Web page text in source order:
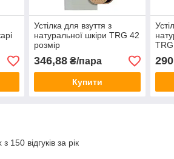
Устілка для взуття з
натуральної шкіри TRG 42
розмір
346,88₴/пара
Купити
150 відгуків за рік